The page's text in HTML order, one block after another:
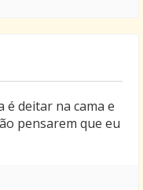
é deitar na cama e
pensarem que eu